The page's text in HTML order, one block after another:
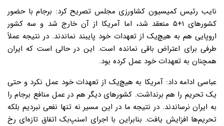
نایب رئیس کمیسیون کشاورزی مجلس تصریح کرد: برجام با حضور
کشورهای ۱+۵ منعقد شد، اما آمریکا از آن خارج شد و سه کشور
اروپایی هم به هیچ‌یک از تعهدات خود پایبند نماندند. در نتیجه عملاً
طرفی برای اعتراض باقی نمانده است. این در حالی است که ایران
همچنان به تعهدات خود عمل کرده بود.
عباسی ادامه داد: آمریکا به هیچ‌یک از تعهدات خود عمل نکرد و حتی
یک تحریم را هم برنداشت. کشورهای دیگر هم در عمل منافع برجام را
به ایران نرساندند. در نتیجه ما در این مسیر نه تنها نفعی نبردیم بلکه
تحریم‌ها افزایش یافت. بنابراین با اجرای اسنپ‌بک اتفاق تازه‌ای رخ